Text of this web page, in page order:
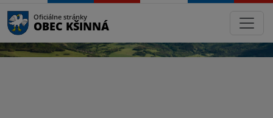
Oficiálne stránky
OBEC KŠINNÁ